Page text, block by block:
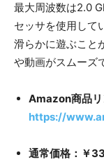
最大周波数は2.0
セッサを使用して
滑らかに遊ぶこと
や動画がスムーズ
Amazon商品リ
https://
通常価格：￥